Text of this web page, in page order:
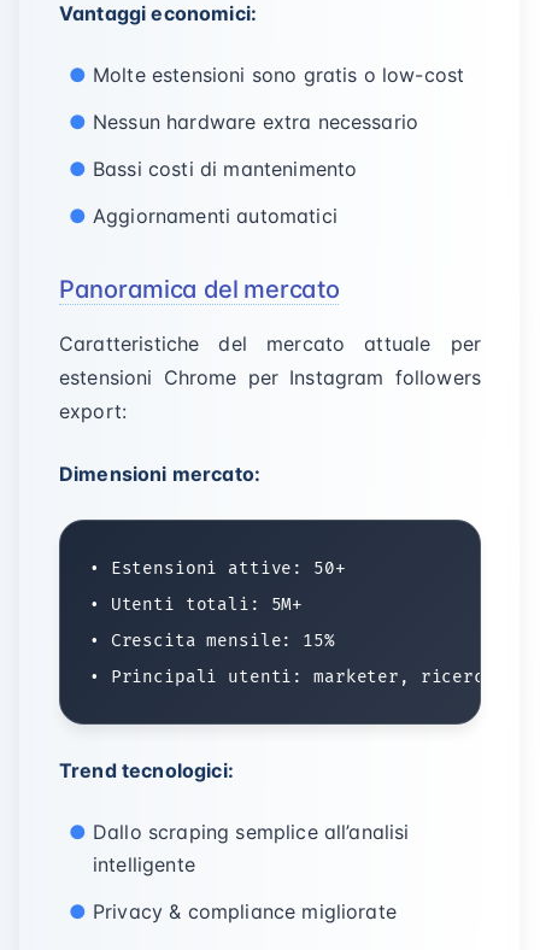
Vantaggi economici:
Molte estensioni sono gratis o low-cost
Nessun hardware extra necessario
Bassi costi di mantenimento
Aggiornamenti automatici
Panoramica del mercato
Caratteristiche del mercato attuale per
estensioni Chrome per Instagram followers
export:
Dimensioni mercato:
• Estensioni attive: 50+
• Utenti totali: 5M+
• Crescita mensile: 15%
Trend tecnologici:
Dallo scraping semplice all’analisi
intelligente
Privacy & compliance migliorate